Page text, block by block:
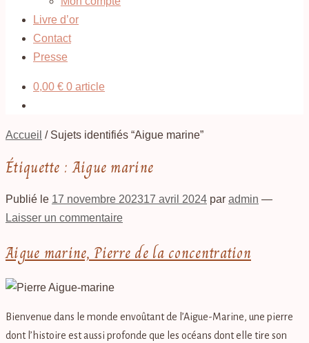
Livre d’or
Contact
Presse
0,00 € 0 article
Accueil / Sujets identifiés “Aigue marine”
Étiquette :Aigue marine
Publié le 17 novembre 202317 avril 2024 par admin —
Laisser un commentaire
Aigue marine, Pierre de la concentration
Bienvenue dans le monde envoûtant de l’Aigue-Marine, une pierre
dont l’histoire est aussi profonde que les océans dont elle tire son